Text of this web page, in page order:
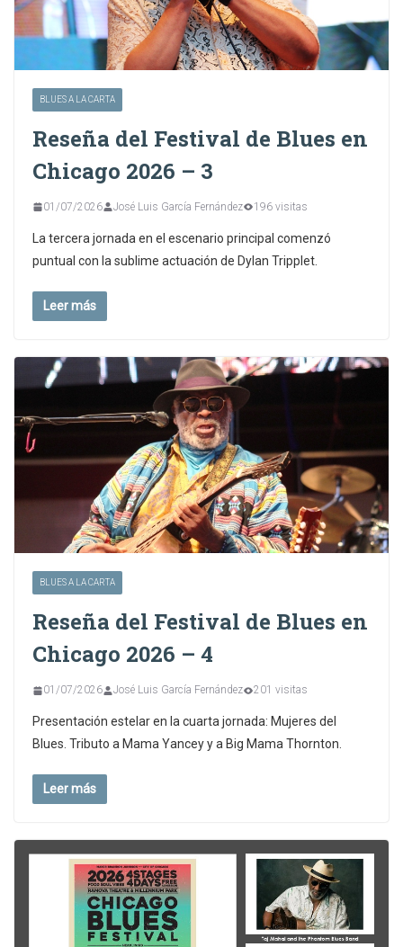
BLUES A LA CARTA
Reseña del Festival de Blues en
Chicago 2026 – 3
01/07/2026 José Luis García Fernández 196 visitas
La tercera jornada en el escenario principal comenzó
puntual con la sublime actuación de Dylan Tripplet.
Leer más
BLUES A LA CARTA
Reseña del Festival de Blues en
Chicago 2026 – 4
01/07/2026 José Luis García Fernández 201 visitas
Presentación estelar en la cuarta jornada: Mujeres del
Blues. Tributo a Mama Yancey y a Big Mama Thornton.
Leer más